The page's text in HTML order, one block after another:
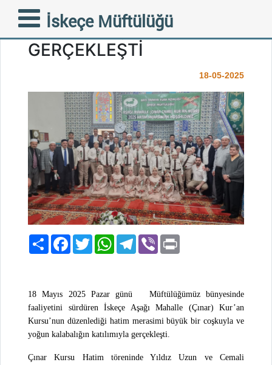
İskeçe Müftülüğü
AŞAĞI MAHALLE (ÇINAR)
HATİMİ COŞKUYLA
GERÇEKLEŞTİ
18-05-2025
PaylaşFacebook
TwitterWhatsAppTelegram
Viber
18 Mayıs 2025 Pazar günü Müftülüğümüz bünyesinde
faaliyetini sürdüren İskeçe Aşağı Mahalle (Çınar) Kur’an
Kursu’nun düzenlediği hatim merasimi büyük bir coşkuyla ve
yoğun kalabalığın katılımıyla gerçekleşti.
Çınar Kursu Hatim töreninde Yıldız Uzun ve Cemali